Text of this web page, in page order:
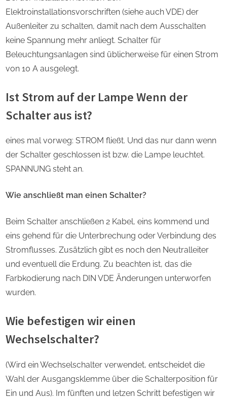
Elektroinstallationsvorschriften (siehe auch VDE) der
Außenleiter zu schalten, damit nach dem Ausschalten
keine Spannung mehr anliegt. Schalter für
Beleuchtungsanlagen sind üblicherweise für einen Strom
von 10 A ausgelegt.
Ist Strom auf der Lampe Wenn der
Schalter aus ist?
eines mal vorweg: STROM fließt. Und das nur dann wenn
der Schalter geschlossen ist bzw. die Lampe leuchtet.
SPANNUNG steht an.
Wie anschließt man einen Schalter?
Beim Schalter anschließen 2 Kabel, eins kommend und
eins gehend für die Unterbrechung oder Verbindung des
Stromflusses. Zusätzlich gibt es noch den Neutralleiter
und eventuell die Erdung. Zu beachten ist, das die
Farbkodierung nach DIN VDE Änderungen unterworfen
wurden.
Wie befestigen wir einen
Wechselschalter?
(Wird ein Wechselschalter verwendet, entscheidet die
Wahl der Ausgangsklemme über die Schalterposition für
Ein und Aus). Im fünften und letzen Schritt befestigen wir